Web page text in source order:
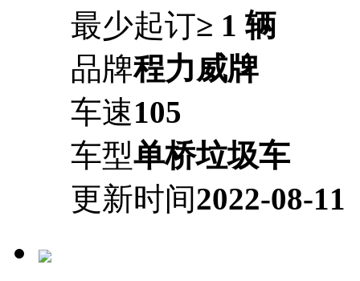
最少起订≥ 1 辆
品牌程力威牌
车速105
车型单桥垃圾车
更新时间2022-08-11